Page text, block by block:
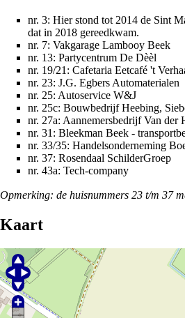
nr. 3: Hier stond tot 2014 de Sint
dat in 2018 gereedkwam.
nr. 7: Vakgarage Lambooy Beek
nr. 13: Partycentrum De Dèèl
nr. 19/21: Cafetaria Eetcafé 't
nr. 23: J.G. Egbers Automaterialen
nr. 25: Autoservice W&J
nr. 25c: Bouwbedrijf Heebing,
nr. 27a: Aannemersbedrijf Van der
nr. 31: Bleekman Beek -
nr. 33/35: Handelsonderneming
nr. 37: Rosendaal SchilderGroep
nr. 43a: Tech-company
Opmerking: de huisnummers 23 t/m 37
Kaart